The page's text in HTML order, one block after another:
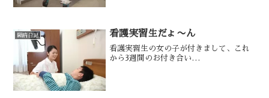
闘病日記 看護実習生だょ〜ん
看護実習生の女の子が付きまして、これ
から3週間のお付き合い…